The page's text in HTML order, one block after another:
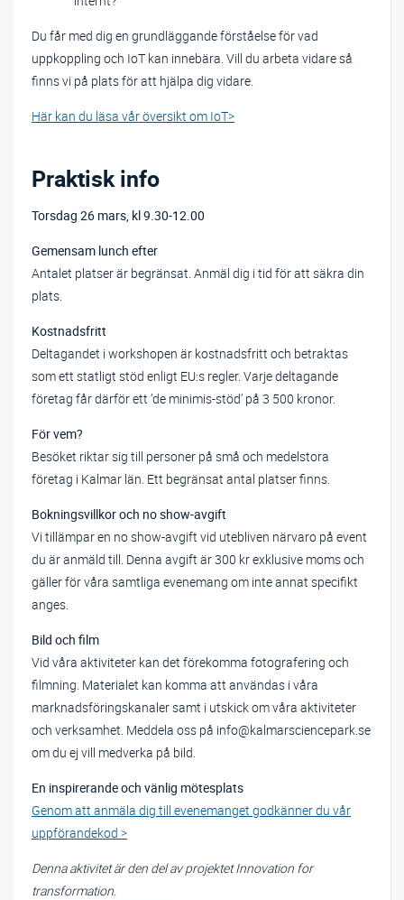
Du får med dig en grundläggande förståelse för vad
uppkoppling och IoT kan innebära. Vill du arbeta vidare så
finns vi på plats för att hjälpa dig vidare.
Här kan du läsa vår översikt om IoT>
Praktisk info
Torsdag 26 mars, kl 9.30-12.00
Gemensam lunch efter
Antalet platser är begränsat. Anmäl dig i tid för att säkra din
plats.
Kostnadsfritt
Deltagandet i workshopen är kostnadsfritt och betraktas
som ett statligt stöd enligt EU:s regler. Varje deltagande
företag får därför ett ’de minimis-stöd’ på 3 500 kronor.
För vem?
Besöket riktar sig till personer på små och medelstora
företag i Kalmar län. Ett begränsat antal platser finns.
Bokningsvillkor och no show-avgift
Vi tillämpar en no show-avgift vid utebliven närvaro på event
du är anmäld till. Denna avgift är 300 kr exklusive moms och
gäller för våra samtliga evenemang om inte annat specifikt
anges.
Bild och film
Vid våra aktiviteter kan det förekomma fotografering och
filmning. Materialet kan komma att användas i våra
marknadsföringskanaler samt i utskick om våra aktiviteter
och verksamhet. Meddela oss på info@kalmarsciencepark.se
om du ej vill medverka på bild.
En inspirerande och vänlig mötesplats
Genom att anmäla dig till evenemanget godkänner du vår
uppförandekod >
Denna aktivitet är den del av projektet Innovation for
transformation.